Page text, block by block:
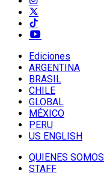
Ediciones
ARGENTINA
BRASIL
CHILE
GLOBAL
MÉXICO
PERU
US ENGLISH
QUIENES SOMOS
STAFF